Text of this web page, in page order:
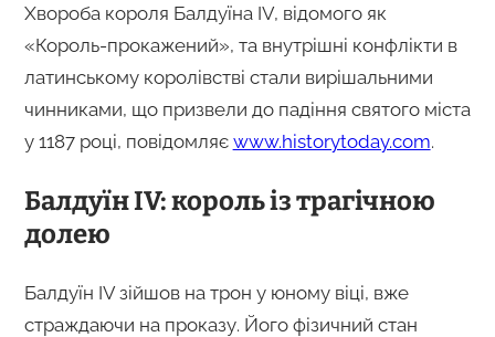
Хвороба короля Балдуїна IV, відомого як
«Король-прокажений», та внутрішні конфлікти в
латинському королівстві стали вирішальними
чинниками, що призвели до падіння святого міста
у 1187 році, повідомляє www.historytoday.com.
Балдуїн IV: король із трагічною
долею
Балдуїн IV зійшов на трон у юному віці, вже
страждаючи на проказу. Його фізичний стан